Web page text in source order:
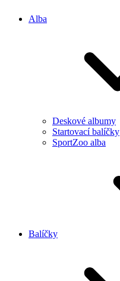
Alba
Deskové albumy
Startovací balíčky
SportZoo alba
Balíčky